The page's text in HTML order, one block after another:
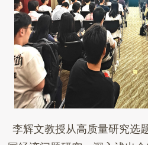
李辉文教授从高质量研究选